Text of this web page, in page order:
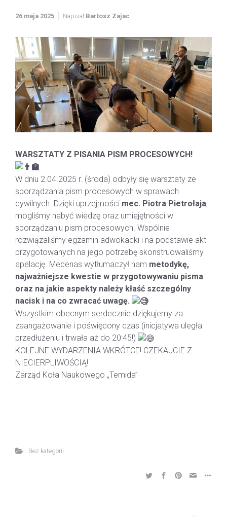
26 maja 2025 Napisał Bartosz Zajac
WARSZTATY Z PISANIA PISM PROCESOWYCH!
W dniu 2.04.2025 r. (środa) odbyły się warsztaty ze
sporządzania pism procesowych w sprawach
cywilnych. Dzięki uprzejmości mec. Piotra Pietrołaja,
mogliśmy nabyć wiedzę oraz umiejętności w
sporządzaniu pism procesowych. Wspólnie
rozwiązaliśmy egzamin adwokacki i na podstawie akt
przygotowanych na jego potrzebę skonstruowaliśmy
apelację. Mecenas wytłumaczył nam metodykę,
najważniejsze kwestie w przygotowywaniu pisma
oraz na jakie aspekty należy kłaść szczególny
nacisk i na co zwracać uwagę.
Wszystkim obecnym serdecznie dziękujemy za
zaangażowanie i poświęcony czas (inicjatywa uległa
przedłużeniu i trwała aż do 20:45!)
KOLEJNE WYDARZENIA WKRÓTCE! CZEKAJCIE Z
NIECIERPLIWOŚCIĄ!
Zarząd Koła Naukowego „Temida”
Bez kategorii